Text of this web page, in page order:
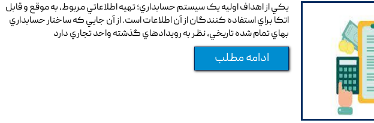
يکي از اهداف اوليه يک سيستم حسابداري؛ تهيه اطلاعاتي مربوط, به موقع و قابل
اتکا براي استفاده کنندگان از آن اطلاعات است. از آن جايي که ساختار حسابداري
بهاي تمام شده تاريخي, نظر به رويدادهاي گذشته واحد تجاري دارد
ادامه مطلب